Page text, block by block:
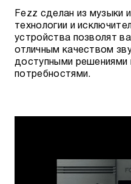
Fezz сделан из музыки
технологии и
устройства позволят
отличным качеством
доступными
потребностями.